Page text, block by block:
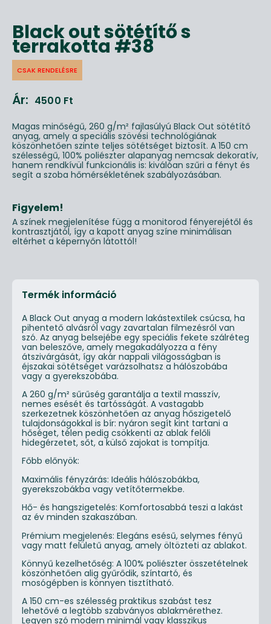
Black out sötétítő s
terrakotta #38
CSAK RENDELÉSRE
Ár: 4500 Ft
Magas minőségű, 260 g/m² fajlasúlyú Black Out sötétítő
anyag, amely a speciális szövési technológiának
köszönhetően szinte teljes sötétséget biztosít. A 150 cm
szélességű, 100% poliészter alapanyag nemcsak dekoratív,
hanem rendkívül funkcionális is: kiválóan szűri a fényt és
segít a szoba hőmérsékletének szabályozásában.
Figyelem!
A színek megjelenítése függ a monitorod fényerejétől és
kontrasztjától, így a kapott anyag színe minimálisan
eltérhet a képernyőn látottól!
Termék információ
A Black Out anyag a modern lakástextilek csúcsa, ha
pihentető alvásról vagy zavartalan filmezésről van
szó. Az anyag belsejébe egy speciális fekete szálréteg
van beleszőve, amely megakadályozza a fény
átszivárgását, így akár nappali világosságban is
éjszakai sötétséget varázsolhatsz a hálószobába
vagy a gyerekszobába.
A 260 g/m² sűrűség garantálja a textil masszív,
nemes esését és tartósságát. A vastagabb
szerkezetnek köszönhetően az anyag hőszigetelő
tulajdonságokkal is bír: nyáron segít kint tartani a
hőséget, télen pedig csökkenti az ablak felőli
hidegérzetet, sőt, a külső zajokat is tompítja.
Főbb előnyök:
Maximális fényzárás: Ideális hálószobákba,
gyerekszobákba vagy vetítőtermekbe.
Hő- és hangszigetelés: Komfortosabbá teszi a lakást
az év minden szakaszában.
Prémium megjelenés: Elegáns esésű, selymes fényű
vagy matt felületű anyag, amely öltözteti az ablakot.
Könnyű kezelhetőség: A 100% poliészter összetételnek
köszönhetően alig gyűrődik, színtartó, és
mosógépben is könnyen tisztítható.
A 150 cm-es szélesség praktikus szabást tesz
lehetővé a legtöbb szabványos ablakmérethez.
Legyen szó modern minimál vagy klasszikus